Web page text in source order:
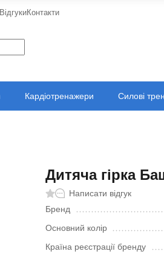
ВідгукиКонтакти
Кардіотренажери Силові
Дитяча гірка
Написати відгук
Бренд
Основний колір
Країна реєстрації бренду